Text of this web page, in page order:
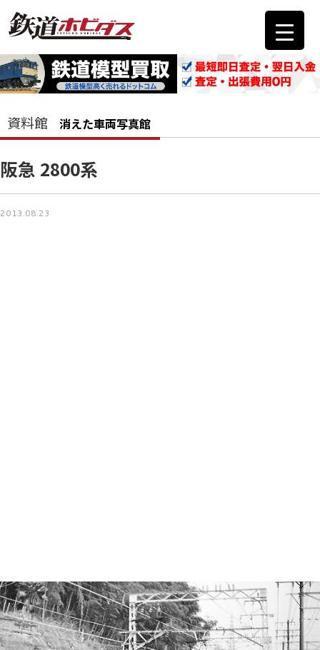
資料館 消えた車両写真館
阪急 2800系
2013.08.23